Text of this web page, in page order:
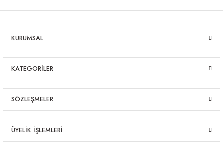
KURUMSAL
KATEGORİLER
SÖZLEŞMELER
ÜYELİK İŞLEMLERİ